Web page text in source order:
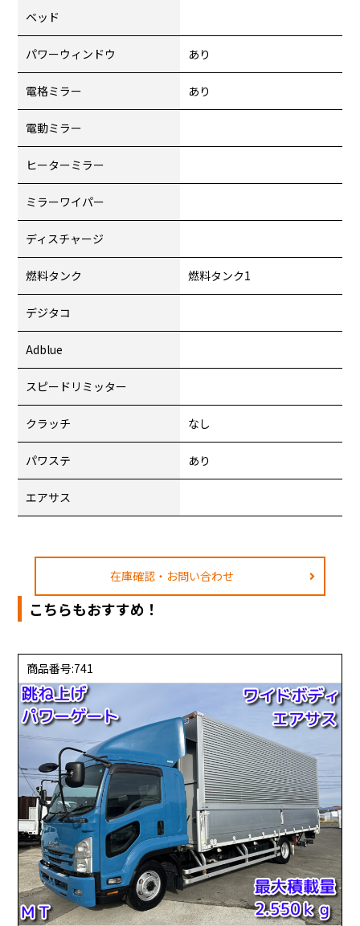
ベッド
パワーウィンドウ あり
電格ミラー あり
電動ミラー
ヒーターミラー
ミラーワイパー
ディスチャージ
燃料タンク 燃料タンク1
デジタコ
Adblue
スピードリミッター
クラッチ なし
パワステ あり
エアサス
在庫確認・お問い合わせ
こちらもおすすめ！
商品番号:741